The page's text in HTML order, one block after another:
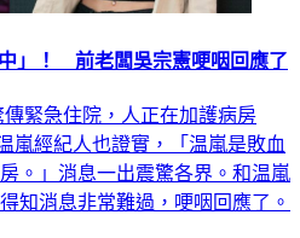
」！ 前老闆吳宗憲哽咽回應了
緊急住院，人正在加護病房
嵐經紀人也證實，「温嵐是敗血
。」消息一出震驚各界。和温嵐
知消息非常難過，哽咽回應了。